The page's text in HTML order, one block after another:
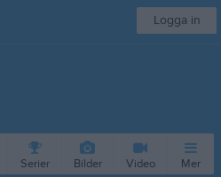
Logga in
Serier Bilder Video Mer